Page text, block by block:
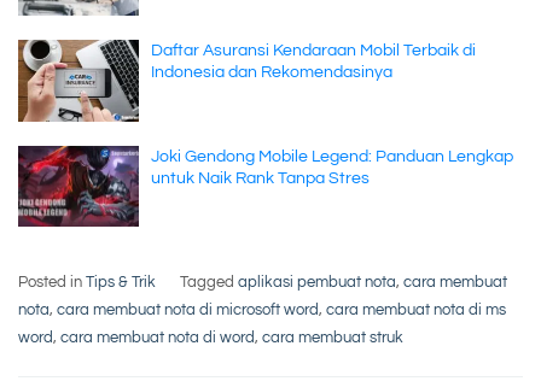
Daftar Asuransi Kendaraan Mobil Terbaik di
Indonesia dan Rekomendasinya
Joki Gendong Mobile Legend: Panduan Lengkap
untuk Naik Rank Tanpa Stres
Posted in Tips & Trik Tagged aplikasi pembuat nota, cara membuat
nota, cara membuat nota di microsoft word, cara membuat nota di ms
word, cara membuat nota di word, cara membuat struk